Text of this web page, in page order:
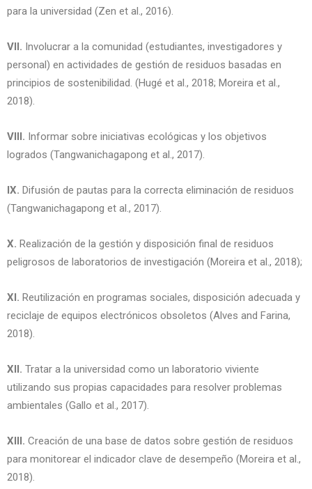
para la universidad (Zen et al., 2016).
VII. Involucrar a la comunidad (estudiantes, investigadores y
personal) en actividades de gestión de residuos basadas en
principios de sostenibilidad. (Hugé et al., 2018; Moreira et al.,
2018).
VIII. Informar sobre iniciativas ecológicas y los objetivos
logrados (Tangwanichagapong et al., 2017).
IX. Difusión de pautas para la correcta eliminación de residuos
(Tangwanichagapong et al., 2017).
X. Realización de la gestión y disposición final de residuos
peligrosos de laboratorios de investigación (Moreira et al., 2018);
XI. Reutilización en programas sociales, disposición adecuada y
reciclaje de equipos electrónicos obsoletos (Alves and Farina,
2018).
XII. Tratar a la universidad como un laboratorio viviente
utilizando sus propias capacidades para resolver problemas
ambientales (Gallo et al., 2017).
XIII. Creación de una base de datos sobre gestión de residuos
para monitorear el indicador clave de desempeño (Moreira et al.,
2018).